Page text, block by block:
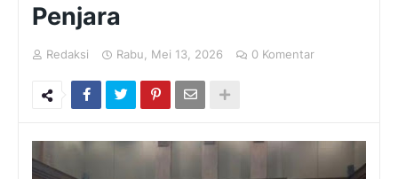
Penjara
Redaksi Rabu, Mei 13, 2026 0 Komentar